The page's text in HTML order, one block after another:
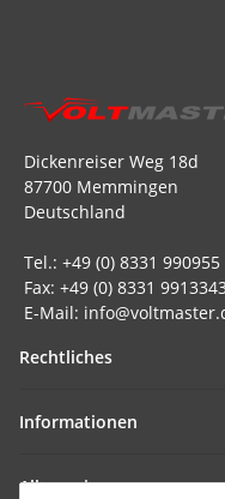
Dickenreiser Weg 18d
87700 Memmingen
Deutschland
Tel.: +49 (0) 8331 990955
Fax: +49 (0) 8331 9913343
E-Mail:
Rechtliches
Informationen
Allgemein